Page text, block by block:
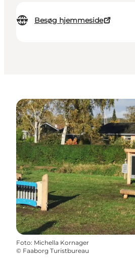
Besøg hjemmeside
Foto: Michella Kornager
© Faaborg Turistbureau